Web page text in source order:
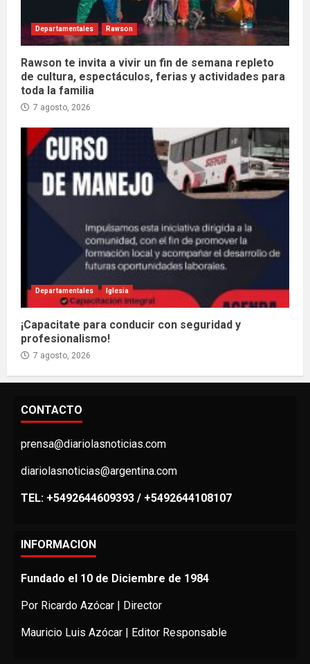
Departamentales Rawson
Rawson te invita a vivir un fin de semana repleto
de cultura, espectáculos, ferias y actividades para
toda la familia
7 agosto, 2026
Departamentales Iglesia
¡Capacitate para conducir con seguridad y
profesionalismo!
7 agosto, 2026
CONTACTO
prensa@diariolasnoticias.com
diariolasnoticias@argentina.com
TEL: +5492644609393 / +5492644108107
INFORMACION
Fundado el 10 de Diciembre de 1984
Por Ricardo Azócar | Director
Mauricio Luis Azócar | Editor Responsable